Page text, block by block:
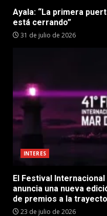
Ayala: “La primera
está cerrando”
31 de julio de 2026
INTERES
El Festival
anuncia una nueva
de premios a la
23 de julio de 2026